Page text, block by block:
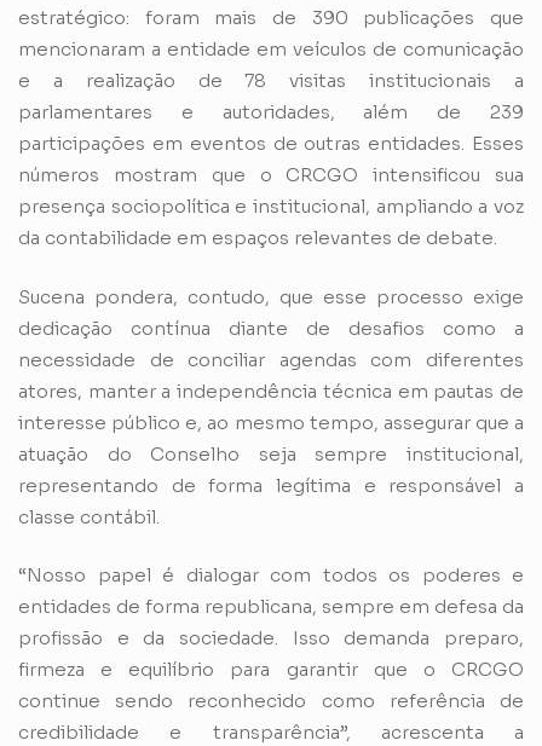
estratégico: foram mais de 390 publicações que
mencionaram a entidade em veículos de comunicação
e a realização de 78 visitas institucionais a
parlamentares e autoridades, além de 239
participações em eventos de outras entidades. Esses
números mostram que o CRCGO intensificou sua
presença sociopolítica e institucional, ampliando a voz
da contabilidade em espaços relevantes de debate.
Sucena pondera, contudo, que esse processo exige
dedicação contínua diante de desafios como a
necessidade de conciliar agendas com diferentes
atores, manter a independência técnica em pautas de
interesse público e, ao mesmo tempo, assegurar que a
atuação do Conselho seja sempre institucional,
representando de forma legítima e responsável a
classe contábil.
“Nosso papel é dialogar com todos os poderes e
entidades de forma republicana, sempre em defesa da
profissão e da sociedade. Isso demanda preparo,
firmeza e equilíbrio para garantir que o CRCGO
continue sendo reconhecido como referência de
credibilidade e transparência”, acrescenta a